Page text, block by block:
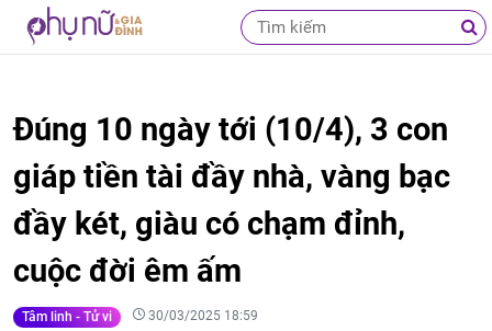
Đúng 10 ngày tới (10/4), 3 con
giáp tiền tài đầy nhà, vàng bạc
đầy két, giàu có chạm đỉnh,
cuộc đời êm ấm
Tâm linh - Tử vi 30/03/2025 18:59